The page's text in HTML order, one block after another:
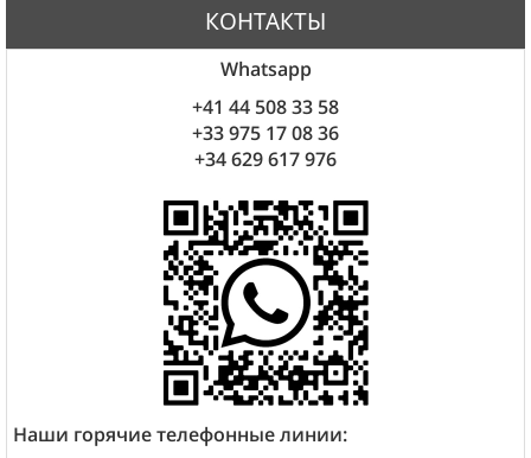
КОНТАКТЫ
Whatsapp
+41 44 508 33 58
+33 975 17 08 36
+34 629 617 976
Наши горячие телефонные линии: